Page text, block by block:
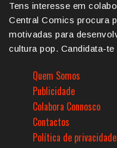
Tens interesse em
Central Comics procura
motivadas para
cultura pop. Candidata-te
Quem Somos
Publicidade
Colabora Connosco
Contactos
Política de privacidade